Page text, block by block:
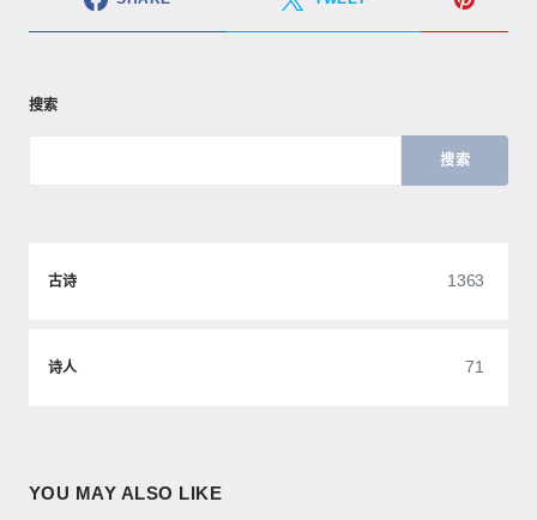
搜索
搜索
古诗 1363
诗人 71
YOU MAY ALSO LIKE